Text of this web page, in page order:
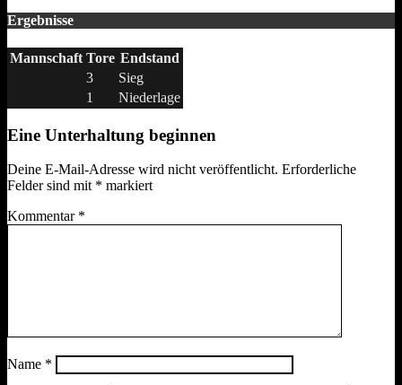
Ergebnisse
Mannschaft Tore Endstand
3
Sieg
1
Niederlage
Eine Unterhaltung beginnen
Deine E-Mail-Adresse wird nicht veröffentlicht. Erforderliche
Felder sind mit * markiert
Kommentar *
Name *